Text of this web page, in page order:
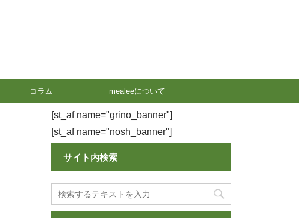
コラム mealeeについて
[st_af name="grino_banner"]
[st_af name="nosh_banner"]
サイト内検索